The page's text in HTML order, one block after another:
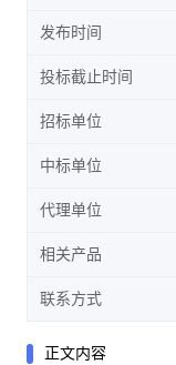
发布时间
投标截止时间
招标单位
中标单位
代理单位
相关产品
联系方式
正文内容